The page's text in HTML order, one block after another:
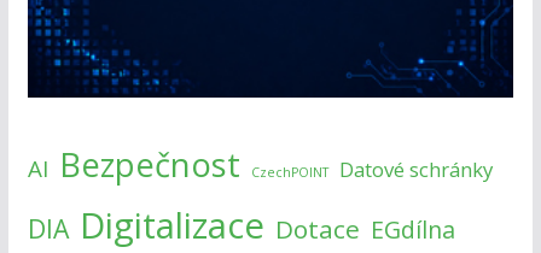
AI Bezpečnost CzechPOINT Datové schránky
DIA Digitalizace Dotace EGdílna